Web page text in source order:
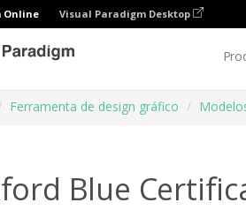
Online Visual Paradigm Desktop
Ferramenta de design gráfico
Blue